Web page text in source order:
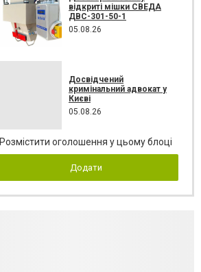
відкриті мішки СВЕДА
ДВС-301-50-1
05.08.26
Досвідчений
кримінальний адвокат у
Києві
05.08.26
Розмістити оголошення у цьому блоці
Додати